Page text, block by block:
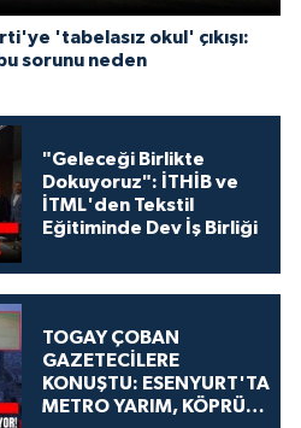
'tabelasız okul' çıkışı:
sorunu neden
"Geleceği Birlikte
Dokuyoruz": İTHİB ve
İTML'den Tekstil
Eğitiminde Dev İş Birliği
TOGAY ÇOBAN
GAZETECİLERE
KONUŞTU: ESENYURT'TA
METRO YARIM, KÖPRÜ